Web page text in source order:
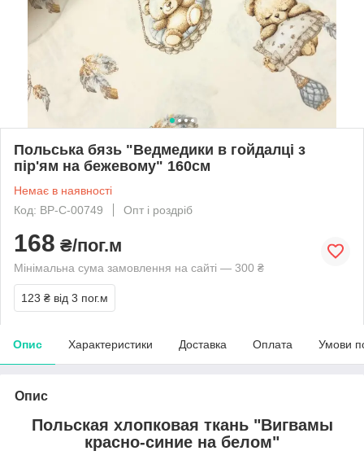
Польська бязь "Ведмедики в гойдалці з
пір'ям на бежевому" 160см
Немає в наявності
Код: BP-C-00749
Опт і роздріб
168 ₴/пог.м
Мінімальна сума замовлення на сайті — 300 ₴
123 ₴ від 3 пог.м
Опис Характеристики Доставка Оплата Умови
Опис
Польская хлопковая ткань "Вигвамы
красно-синие на белом"